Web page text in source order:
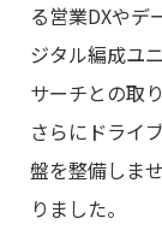
る営業DXやデ
ジタル編成ユ
サーチとの取
さらにドライ
盤を整備しま
りました。